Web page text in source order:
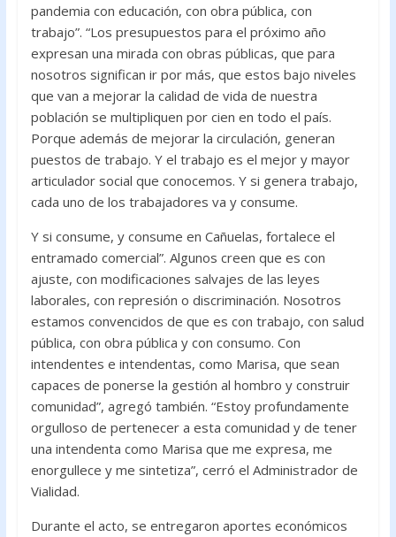
pandemia con educación, con obra pública, con
trabajo”. “Los presupuestos para el próximo año
expresan una mirada con obras públicas, que para
nosotros significan ir por más, que estos bajo niveles
que van a mejorar la calidad de vida de nuestra
población se multipliquen por cien en todo el país.
Porque además de mejorar la circulación, generan
puestos de trabajo. Y el trabajo es el mejor y mayor
articulador social que conocemos. Y si genera trabajo,
cada uno de los trabajadores va y consume.
Y si consume, y consume en Cañuelas, fortalece el
entramado comercial”. Algunos creen que es con
ajuste, con modificaciones salvajes de las leyes
laborales, con represión o discriminación. Nosotros
estamos convencidos de que es con trabajo, con salud
pública, con obra pública y con consumo. Con
intendentes e intendentas, como Marisa, que sean
capaces de ponerse la gestión al hombro y construir
comunidad”, agregó también. “Estoy profundamente
orgulloso de pertenecer a esta comunidad y de tener
una intendenta como Marisa que me expresa, me
enorgullece y me sintetiza”, cerró el Administrador de
Vialidad.
Durante el acto, se entregaron aportes económicos